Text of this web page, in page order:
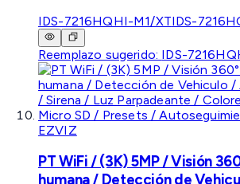
IDS-7216HQHI-M1/XTIDS-
Reemplazo sugerido: IDS-
EZVIZ
PT WiFi / (3K) 5MP / Visión
humana / Detección de